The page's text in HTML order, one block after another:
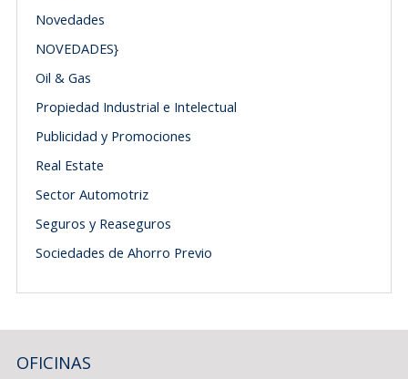
Novedades
NOVEDADES}
Oil & Gas
Propiedad Industrial e Intelectual
Publicidad y Promociones
Real Estate
Sector Automotriz
Seguros y Reaseguros
Sociedades de Ahorro Previo
OFICINAS